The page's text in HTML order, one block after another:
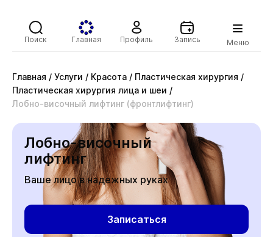
Поиск Главная Профиль Запись Меню
Главная / Услуги / Красота / Пластическая хирургия /
Пластическая хирургия лица и шеи /
Лобно-височный лифтинг (фронтлифтинг)
Лобно-височный
лифтинг
Ваше лицо в надежных руках
Записаться